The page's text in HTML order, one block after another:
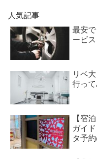
人気記事
最安
ービス
リベ
行っ
【宿
ガイ
タ予